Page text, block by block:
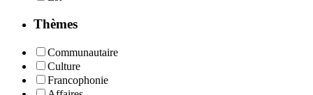
Thèmes
Communautaire
Culture
Francophonie